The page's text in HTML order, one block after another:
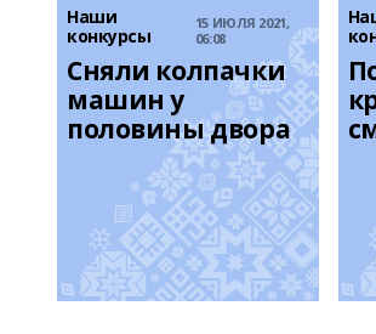
Наши
конкурсы
15 ИЮЛЯ 2021,
06:08
Сняли колпачки
машин у
половины двора